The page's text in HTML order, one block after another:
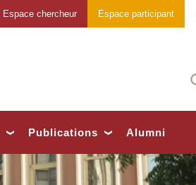
Espace chercheur Espace participant
Publications Alumni